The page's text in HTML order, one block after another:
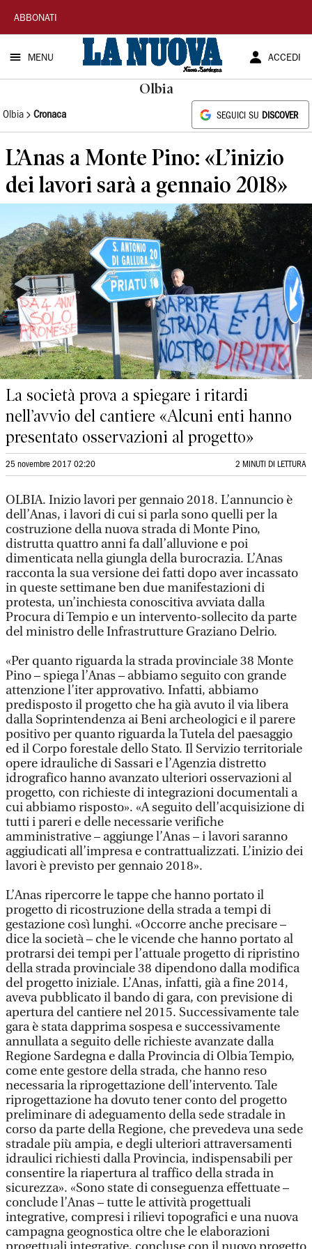
La
Nuova
Sardegna
ABBONATI
MENU ACCEDI
Olbia
Olbia Cronaca SEGUICI SU DISCOVER
L’Anas a Monte Pino: «L’inizio
dei lavori sarà a gennaio 2018»
La società prova a spiegare i ritardi
nell’avvio del cantiere «Alcuni enti hanno
presentato osservazioni al progetto»
25 novembre 2017 02:20 2 MINUTI DI LETTURA
OLBIA. Inizio lavori per gennaio 2018. L’annuncio è
dell’Anas, i lavori di cui si parla sono quelli per la
costruzione della nuova strada di Monte Pino,
distrutta quattro anni fa dall’alluvione e poi
dimenticata nella giungla della burocrazia. L’Anas
racconta la sua versione dei fatti dopo aver incassato
in queste settimane ben due manifestazioni di
protesta, un’inchiesta conoscitiva avviata dalla
Procura di Tempio e un intervento-sollecito da parte
del ministro delle Infrastrutture Graziano Delrio.
«Per quanto riguarda la strada provinciale 38 Monte
Pino – spiega l’Anas – abbiamo seguito con grande
attenzione l’iter approvativo. Infatti, abbiamo
predisposto il progetto che ha già avuto il via libera
dalla Soprintendenza ai Beni archeologici e il parere
positivo per quanto riguarda la Tutela del paesaggio
ed il Corpo forestale dello Stato. Il Servizio territoriale
opere idrauliche di Sassari e l’Agenzia distretto
idrografico hanno avanzato ulteriori osservazioni al
progetto, con richieste di integrazioni documentali a
cui abbiamo risposto». «A seguito dell’acquisizione di
tutti i pareri e delle necessarie verifiche
amministrative – aggiunge l’Anas – i lavori saranno
aggiudicati all’impresa e contrattualizzati. L’inizio dei
lavori è previsto per gennaio 2018».
L’Anas ripercorre le tappe che hanno portato il
progetto di ricostruzione della strada a tempi di
gestazione così lunghi. «Occorre anche precisare –
dice la società – che le vicende che hanno portato al
protrarsi dei tempi per l’attuale progetto di ripristino
della strada provinciale 38 dipendono dalla modifica
del progetto iniziale. L’Anas, infatti, già a fine 2014,
aveva pubblicato il bando di gara, con previsione di
apertura del cantiere nel 2015. Successivamente tale
gara è stata dapprima sospesa e successivamente
annullata a seguito delle richieste avanzate dalla
Regione Sardegna e dalla Provincia di Olbia Tempio,
come ente gestore della strada, che hanno reso
necessaria la riprogettazione dell’intervento. Tale
riprogettazione ha dovuto tener conto del progetto
preliminare di adeguamento della sede stradale in
corso da parte della Regione, che prevedeva una sede
stradale più ampia, e degli ulteriori attraversamenti
idraulici richiesti dalla Provincia, indispensabili per
consentire la riapertura al traffico della strada in
sicurezza». «Sono state di conseguenza effettuate –
conclude l’Anas – tutte le attività progettuali
integrative, compresi i rilievi topografici e una nuova
campagna geognostica oltre che le elaborazioni